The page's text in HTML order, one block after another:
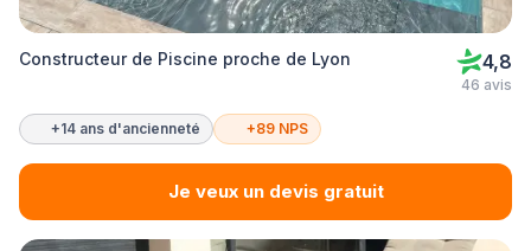
Constructeur de Piscine proche de Lyon 4,8
46 avis
+14 ans d'ancienneté +89 NPS
Je veux un devis gratuit